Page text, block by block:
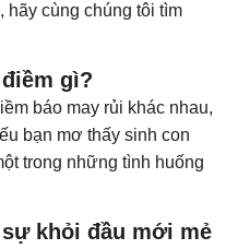
cùng chúng tôi tìm
gì?
báo may rủi khác nhau,
bạn mơ thấy sinh con
trong những tình huống
khỏi đầu mới mẻ